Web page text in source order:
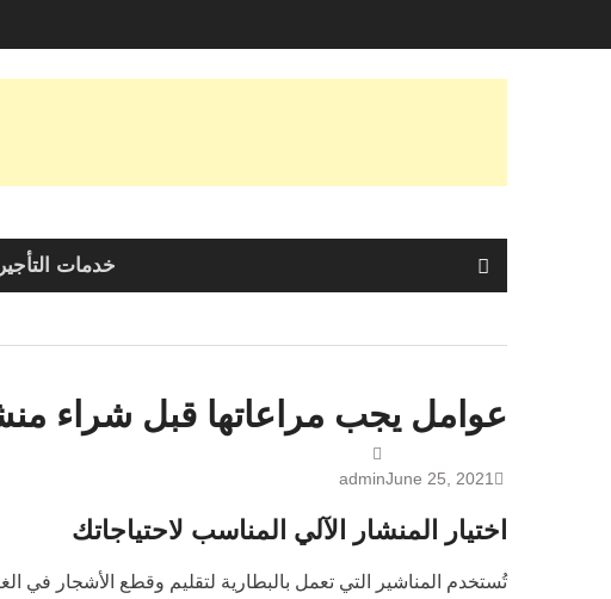
خدمات التأجير
عوامل يجب مراعاتها قبل شراء
June 25, 2021
admin
اختيار المنشار الآلي المناسب لاحتياجاتك
تُستخدم المناشير التي تعمل بالبطارية لتقليم وقطع الأشجار في